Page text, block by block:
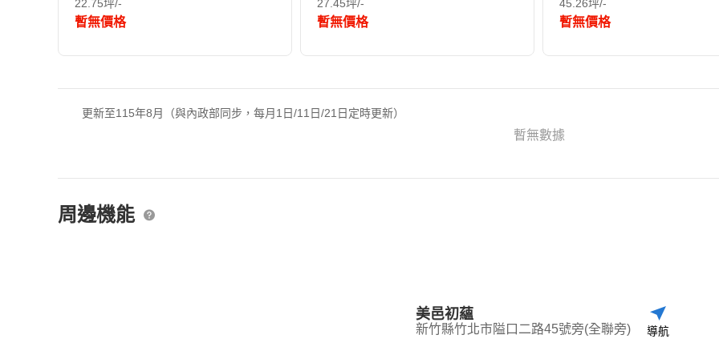
22.75坪/-
暫無價格
27.45坪/-
暫無價格
45.26坪/-
暫無價格
更新至115年8月（與內政部同步，每月1日/11日/21日定時更新）
暫無數據
周邊機能
美邑初蘊
新竹縣竹北市隘口二路45號旁(全聯旁) 導航